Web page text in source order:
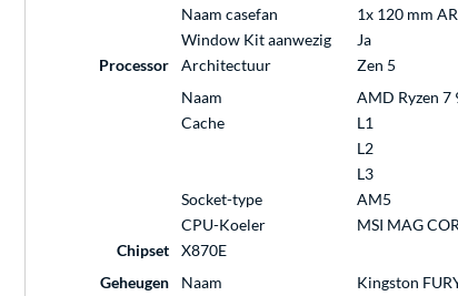
Naam casefan
1x 120 mm
Window Kit aanwezig
Ja
Processor
Architectuur
Zen 5
Naam
AMD Ryzen 7
Cache
L1
L2
L3
Socket-type
AM5
CPU-Koeler
MSI MAG
Chipset
X870E
Geheugen
Naam
Kingston